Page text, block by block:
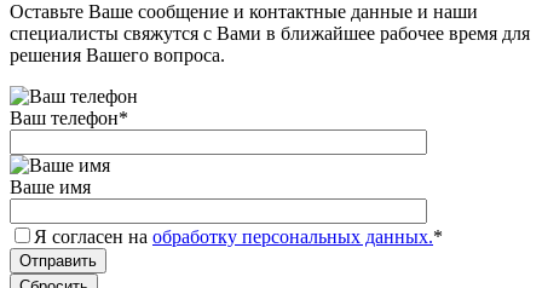
Оставьте Ваше сообщение и контактные данные и наши
специалисты свяжутся с Вами в ближайшее рабочее время для
решения Вашего вопроса.
Ваш телефон*
Ваше имя
Я согласен на обработку персональных данных.*